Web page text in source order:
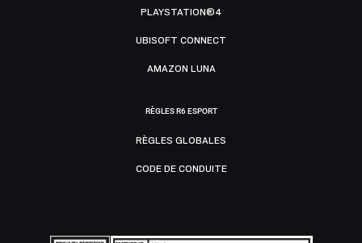
PLAYSTATION®4
UBISOFT CONNECT
AMAZON LUNA
RÈGLES R6 ESPORT
RÈGLES GLOBALES
CODE DE CONDUITE